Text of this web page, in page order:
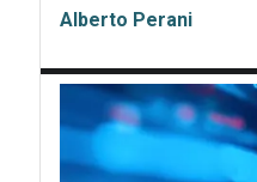
Alberto Perani